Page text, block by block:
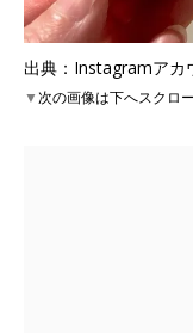
出典：Instagramアカ
▼次の画像は下へスクロ